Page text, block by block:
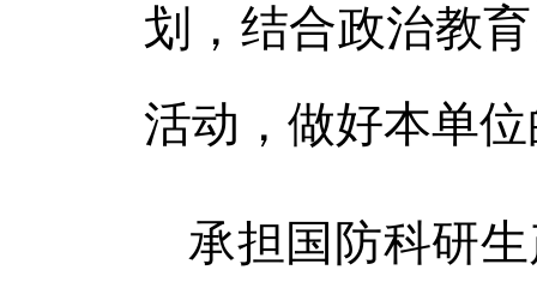
划，结合政治教
活动，做好本单
承担国防科研